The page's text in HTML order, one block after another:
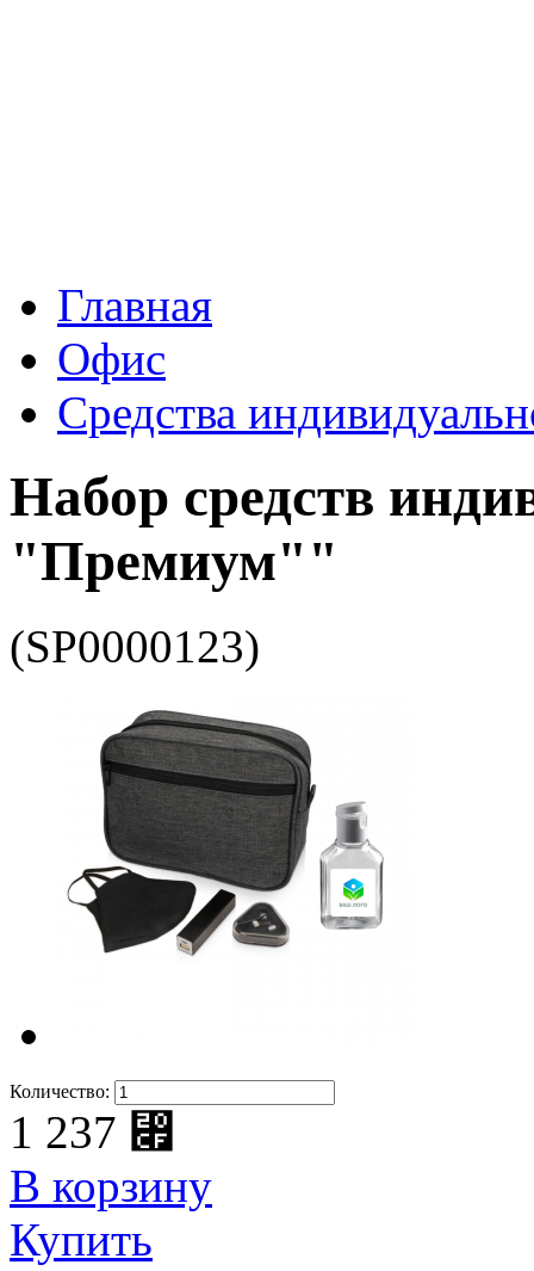
Главная
Офис
Средства
Набор средств
"Премиум""
(SP0000123)
Количество:
1 237 ⃏
В корзину
Купить